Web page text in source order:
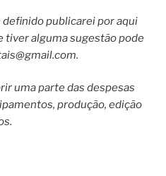
publicarei por aqui
tiver alguma sugestão pode
.
uma parte das despesas
produção, edição